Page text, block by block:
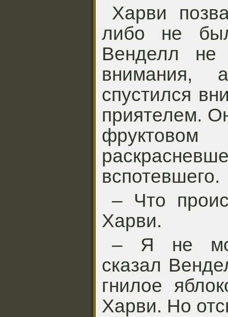
Харви
либо не
Венделл не
внимания,
спустился
приятелем.
вспотевшего.
– Что
Харви.
– Я не
сказал
гнилое
Харви. Но